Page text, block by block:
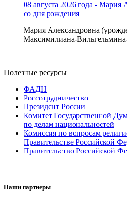
08 августа 2026 года - Мария
со дня рождения
Мария Александровна
Максимилиана-
Полезные ресурсы
ФАДН
Россотрудничество
Президент России
Комитет Государственной
по делам национальностей
Комиссия по вопросам
Правительстве Российской
Правительство Российской
Наши партнеры